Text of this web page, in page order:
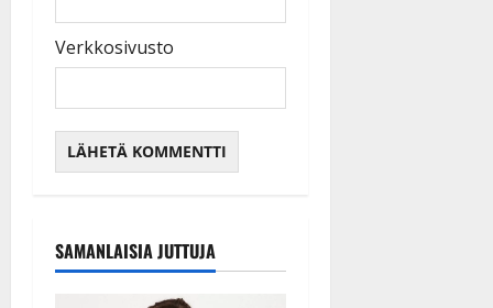
Verkkosivusto
SAMANLAISIA JUTTUJA